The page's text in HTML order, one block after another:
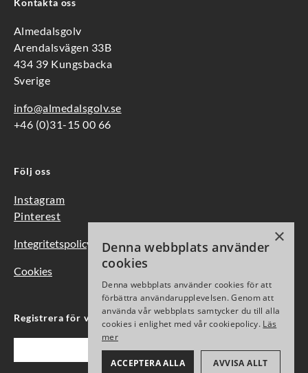
Almedalsgolv
Arendalsvägen 33B
434 39 Kungsbacka
Sverige
info@almedalsgolv.se
+46 (0)31-15 00 66
Följ oss
Instagram
Pinterest
Integritetspolicy
Cookies
Registrera för vårt nyhetsbrev
×
Denna webbplats använder
cookies
Denna webbplats använder cookies för att
förbättra användarupplevelsen. Genom att
använda vår webbplats samtycker du till alla
cookies i enlighet med vår cookiepolicy. Läs
mer
ACCEPTERA ALLA AVVISA ALLT